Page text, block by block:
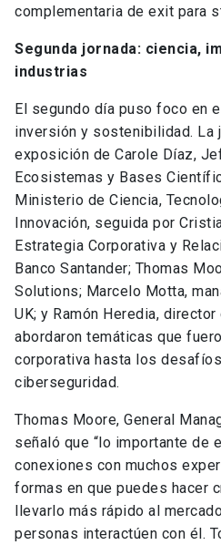
complementaria de exit para
Segunda jornada: ciencia,
industrias
El segundo día puso foco en
inversión y sostenibilidad. La
exposición de Carole Díaz,
Ecosistemas y Bases
Ministerio de Ciencia,
Innovación, seguida por
Estrategia Corporativa y
Banco Santander; Thomas
Solutions; Marcelo Motta,
UK; y Ramón Heredia,
abordaron temáticas que
corporativa hasta los
ciberseguridad.
Thomas Moore, General
señaló que “lo importante de
conexiones con muchos
formas en que puedes hacer
llevarlo más rápido al
personas interactúen con él.